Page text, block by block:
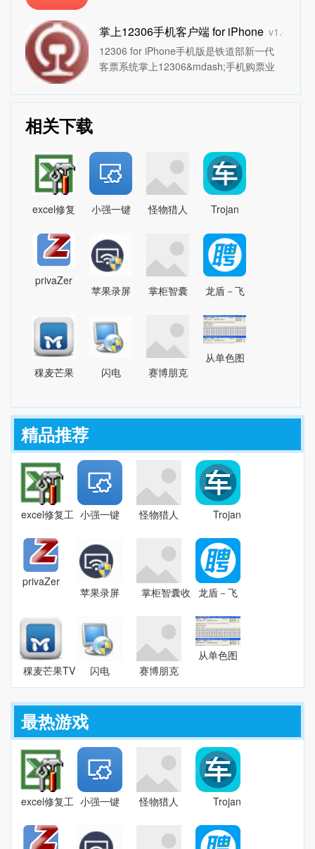
券，让用户在购物的时候还能获得红包。
赶紧来下载试一试吧。详情>>
掌上12306手机客户端 for iPhone v1.0 官网
12306 for iPhone手机版是铁道部新一代
客票系统掌上12306&mdash;手机购票业
苹果和安卓平台系统,将在9月底发布.绿茶
相关下载
excel修复
DataNumen
小强一键
v2.2.1 官
方版
怪物猎人
多层男性
冬装MOD
v3.67
Trojan
7.74
privaZer
版
v3.0.13.0
苹果录屏
v1.0.2.3
掌柜智囊
V1.7.0.1204
龙盾－飞
马清除器
1.3
稞麦芒果
载器
(xmlbar)9.95
官方版
闪电
式转换器
赛博朋克
亚洲男性
MOD
v2.66
从单色图
1.0
精品推荐
excel修复工
DataNumen
Excel
Repairv2.2
小强一键
v2.2.1 官
方版
怪物猎人
冬装
MOD
v3.67
Trojan
7.74
privaZer
v3.0.13.0
苹果录屏
v1.0.2.3
掌柜智囊收 龙盾－飞
马清除器
1.3
稞麦芒果TV
视频下载器
官方版
闪电
RMVB格
v11.0.5
赛博朋克
2077英
v2.66
从单色图
最热游戏
excel修复工
DataNumen
Excel
小强一键
v2.2.1 官
方版
怪物猎人
冬装
Trojan
7.74